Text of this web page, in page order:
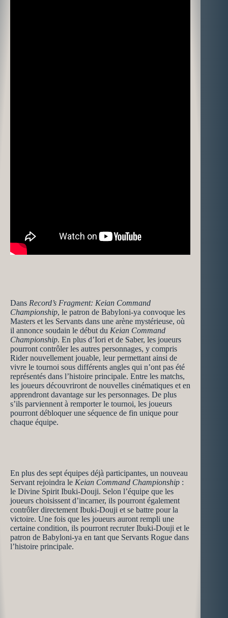
Dans Record’s Fragment: Keian Command
Championship, le patron de Babyloni-ya convoque les
Masters et les Servants dans une arène mystérieuse, où
il annonce soudain le début du Keian Command
Championship. En plus d’Iori et de Saber, les joueurs
pourront contrôler les autres personnages, y compris
Rider nouvellement jouable, leur permettant ainsi de
vivre le tournoi sous différents angles qui n’ont pas été
représentés dans l’histoire principale. Entre les matchs,
les joueurs découvriront de nouvelles cinématiques et en
apprendront davantage sur les personnages. De plus
s’ils parviennent à remporter le tournoi, les joueurs
pourront débloquer une séquence de fin unique pour
chaque équipe.
En plus des sept équipes déjà participantes, un nouveau
Servant rejoindra le Keian Command Championship :
le Divine Spirit Ibuki-Douji. Selon l’équipe que les
joueurs choisissent d’incarner, ils pourront également
contrôler directement Ibuki-Douji et se battre pour la
victoire. Une fois que les joueurs auront rempli une
certaine condition, ils pourront recruter Ibuki-Douji et le
patron de Babyloni-ya en tant que Servants Rogue dans
l’histoire principale.